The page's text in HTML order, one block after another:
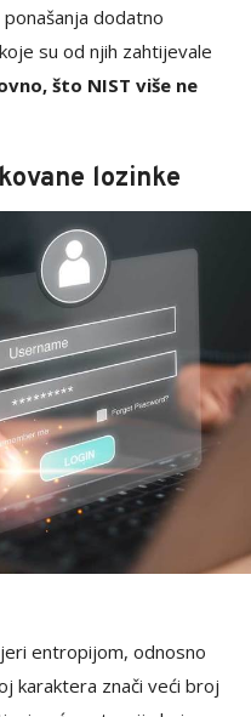
dodatno
su od njih zahtijevale
što NIST više ne
lozinke
entropijom, odnosno
karaktera znači veći broj